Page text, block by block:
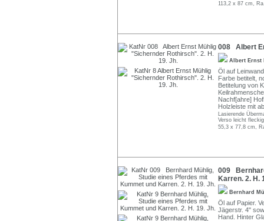
113,2 x 87 cm,
008 Albert
Albert
Öl auf
Farbe betitelt,
Betitelung von
Nachf[ahre]
Holzleiste mit
Lasierende
Verso leicht
55,3 x 77,8 cm,
009
Karren. 2. H.
Bernhard
Öl auf Papier.
Jägerstr. 4"
Hand. Hinter